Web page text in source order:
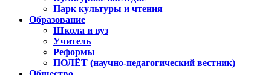
Парк культуры и чтения
Образование
Школа и вуз
Учитель
Реформы
ПОЛЁТ (научно-педагогический вестник)